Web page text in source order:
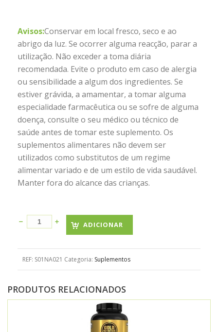
Avisos:Conservar em local fresco, seco e ao
abrigo da luz. Se ocorrer alguma reacção, parar a
utilização. Não exceder a toma diária
recomendada. Evite o produto em caso de alergia
ou sensibilidade a algum dos ingredientes. Se
estiver grávida, a amamentar, a tomar alguma
especialidade farmacêutica ou se sofre de alguma
doença, consulte o seu médico ou técnico de
saúde antes de tomar este suplemento. Os
suplementos alimentares não devem ser
utilizados como substitutos de um regime
alimentar variado e de um estilo de vida saudável.
Manter fora do alcance das crianças.
ADICIONAR
REF: S01NA021 Categoria: Suplementos
PRODUTOS RELACIONADOS